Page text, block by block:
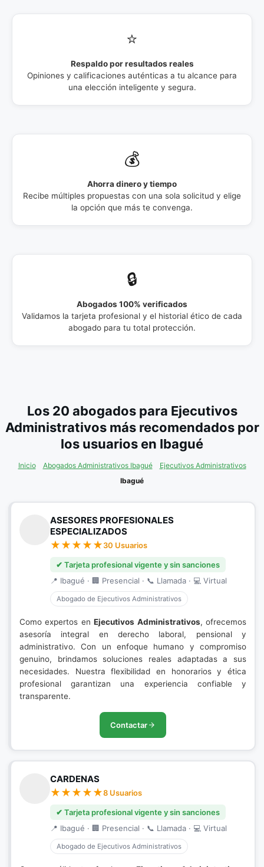
⭐
Respaldo por resultados reales
Opiniones y calificaciones auténticas a tu alcance para
una elección inteligente y segura.
💰
Ahorra dinero y tiempo
Recibe múltiples propuestas con una sola solicitud y elige
la opción que más te convenga.
🔒
Abogados 100% verificados
Validamos la tarjeta profesional y el historial ético de cada
abogado para tu total protección.
Los 20 abogados para Ejecutivos
Administrativos más recomendados por
los usuarios en Ibagué
Inicio Abogados Administrativos Ibagué
Ejecutivos Administrativos
Ibagué
ASESORES PROFESIONALES
ESPECIALIZADOS
30 Usuarios
✔ Tarjeta profesional vigente y sin sanciones
📍 Ibagué · 🏢 Presencial · 📞 Llamada · 💻 Virtual
Abogado de Ejecutivos Administrativos
Como expertos enEjecutivos Administrativos, ofrecemos
asesoría integral en derecho laboral, pensional y
administrativo. Con un enfoque humano y compromiso
genuino, brindamos soluciones reales adaptadas a sus
necesidades. Nuestra flexibilidad en honorarios y ética
profesional garantizan una experiencia confiable y
transparente.
Contactar
CARDENAS
8 Usuarios
✔ Tarjeta profesional vigente y sin sanciones
📍 Ibagué · 🏢 Presencial · 📞 Llamada · 💻 Virtual
Abogado de Ejecutivos Administrativos